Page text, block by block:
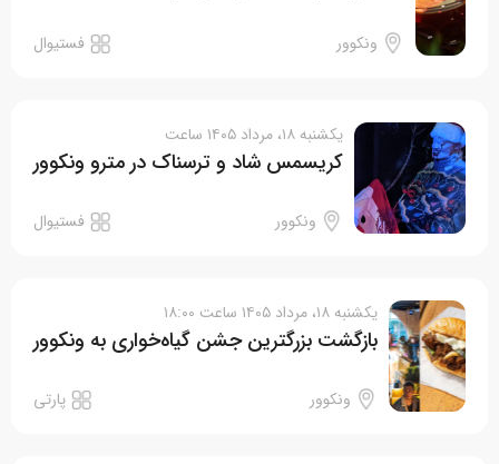
ونکوور فستیوال
یکشنبه ۱۸، مرداد ۱۴۰۵ ساعت
کریسمس شاد و ترسناک در مترو ونکوور
ونکوور فستیوال
یکشنبه ۱۸، مرداد ۱۴۰۵ ساعت ۱۸:۰۰
بازگشت بزرگترین جشن گیاه‌خواری به ونکوور
ونکوور پارتی